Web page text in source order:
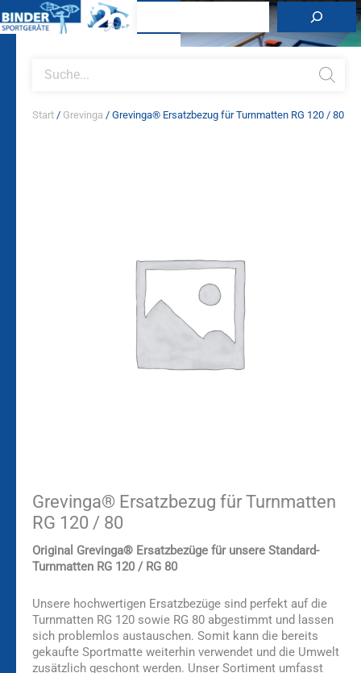
Inhalt
search
Start / Grevinga / Grevinga® Ersatzbezug für Turnmatten RG 120 / 80
Grevinga® Ersatzbezug für Turnmatten
RG 120 / 80
Original Grevinga® Ersatzbezüge für unsere Standard-
Turnmatten RG 120 / RG 80
Unsere hochwertigen Ersatzbezüge sind perfekt auf die
Turnmatten RG 120 sowie RG 80 abgestimmt und lassen
sich problemlos austauschen. Somit kann die bereits
gekaufte Sportmatte weiterhin verwendet und die Umwelt
zusätzlich geschont werden. Unser Sortiment umfasst